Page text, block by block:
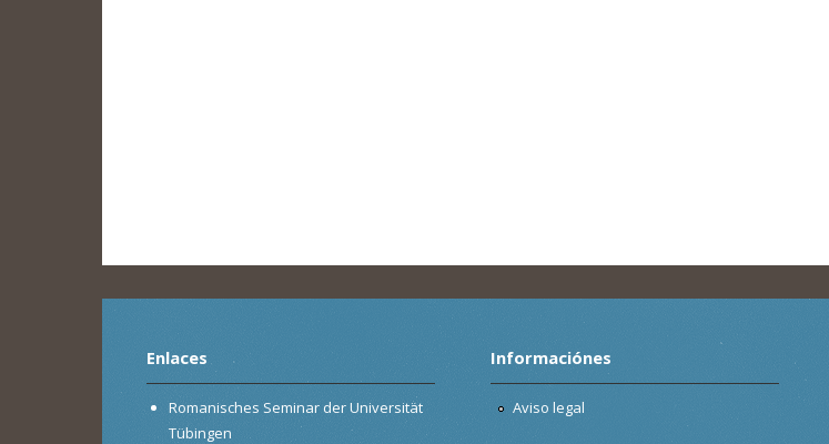
Enlaces
Romanisches Seminar der Universität
Tübingen
Informaciónes
Aviso legal